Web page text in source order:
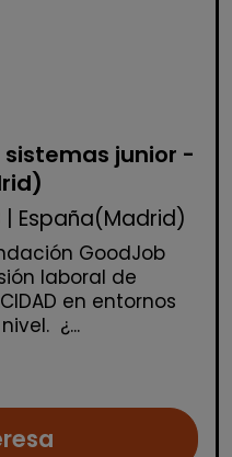
junior -
| España(Madrid)
GoodJob
laboral de
en entornos
¿...